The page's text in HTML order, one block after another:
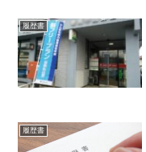
履歴書
履歴書